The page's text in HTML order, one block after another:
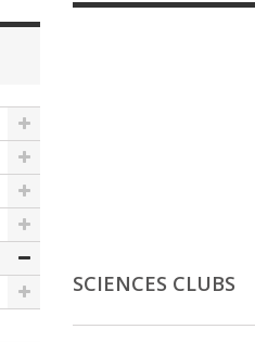
SCIENCES CLUBS